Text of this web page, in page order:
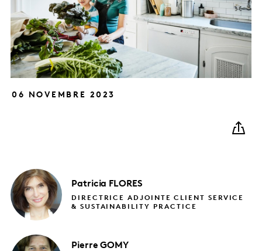
06 NOVEMBRE 2023
Patricia FLORES
DIRECTRICE ADJOINTE CLIENT SERVICE
& SUSTAINABILITY PRACTICE
Pierre GOMY